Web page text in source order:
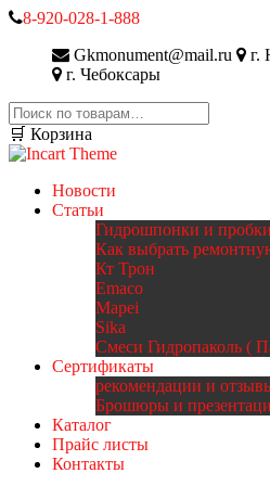
8-920-028-1-888
Gkmonument@mail.ru
г.
г. Чебоксары
Искать:
🛒 Корзина
Новости
Статьи
Гидрошпонки и
Как выбрать
Кт Трон
Emaco
Mapei
Sika
Смеси Гидропаколь (
Сертификаты
рекомендации и
Брошюры и
Каталог
Прайс листы
Контакты